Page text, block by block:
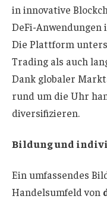
in innovative
DeFi-Anwendungen
Die Plattform
Trading als auch
Dank globaler
rund um die Uhr
diversifizieren.
Bildung und
Ein umfassendes
Handelsumfeld von